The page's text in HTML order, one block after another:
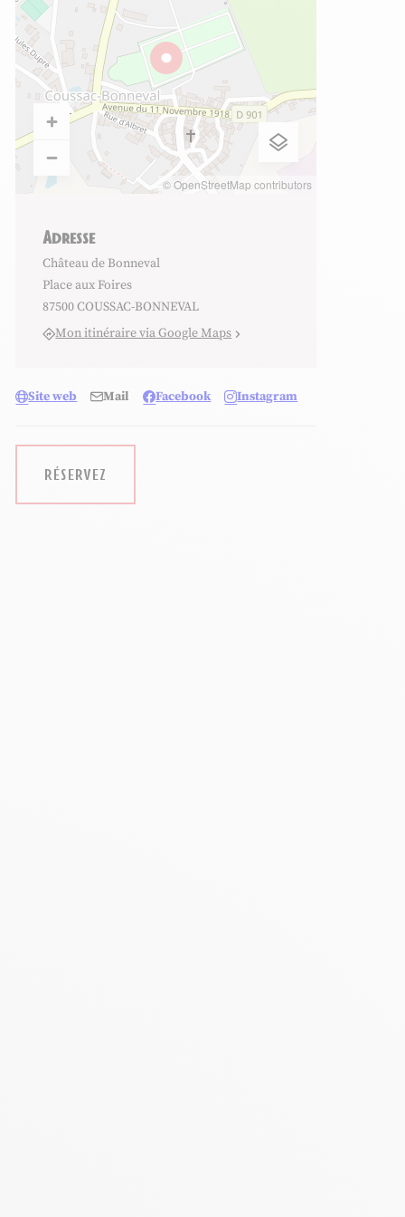
Photography
Photography
© OpenStreetMap contributors
Adresse
Château de Bonneval
Place aux Foires
87500 COUSSAC-BONNEVAL
Mon itinéraire via Google Maps
Site web Mail Facebook Instagram
RÉSERVEZ